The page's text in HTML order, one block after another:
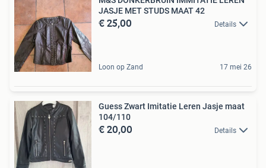
JASJE MET STUDS MAAT 42
€ 25,00 Details
Loon op Zand 17 mei 26
Guess Zwart Imitatie Leren Jasje maat
104/110
€ 20,00 Details